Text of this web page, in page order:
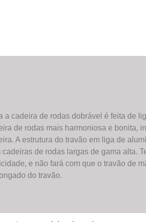
a cadeira de rodas dobrável é feita de
de rodas mais harmoniosa e bonita,
A estrutura do travão em liga de
cadeiras de rodas largas de gama alta.
e não fará com que o travão de
do travão.